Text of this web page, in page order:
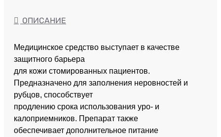
ОПИСАНИЕ
Медицинское средство выступает в качестве
защитного барьера
для кожи стомированных пациентов.
Предназначено для заполнения неровностей и
рубцов, способствует
продлению срока использования уро- и
калоприемников. Препарат также
обеспечивает дополнительное питание